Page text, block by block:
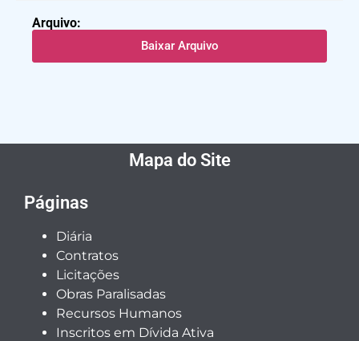
Arquivo:
Baixar Arquivo
Mapa do Site
Páginas
Diária
Contratos
Licitações
Obras Paralisadas
Recursos Humanos
Inscritos em Dívida Ativa